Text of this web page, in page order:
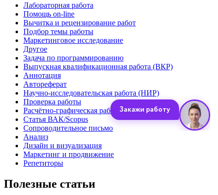
Лабораторная работа
Помощь on-line
Вычитка и рецензирование работ
Подбор темы работы
Маркетинговое исследование
Другое
Задача по программированию
Выпускная квалификационная работа (ВКР)
Аннотация
Автореферат
Научно-исследовательская работа (НИР)
Проверка работы
Расчётно-графическая работа (РГР)
Статья ВАК/Scopus
Сопроводительное письмо
Анализ
Дизайн и визуализация
Маркетинг и продвижение
Репетиторы
Полезные статьи